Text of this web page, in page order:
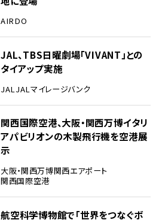
AIRDO
JAL、TBS日曜劇場「VIVANT」との
タイアップ実施
JAL JALマイレージバンク
関西国際空港、大阪・関西万博イタリ
アパビリオンの木製飛行機を空港展
示
大阪・関西万博関西エアポート
関西国際空港
航空科学博物館で「世界をつなぐボ